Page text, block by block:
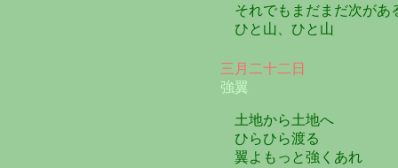
それでもまだまだ次があ
ひと山、ひと山
三月二十二日
強翼
土地から土地へ
ひらひら渡る
翼よもっと強くあれ